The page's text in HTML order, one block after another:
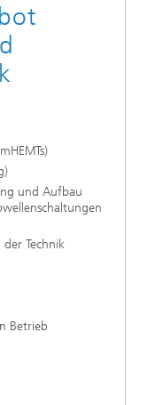
und Aufbau
Technik
Betrieb